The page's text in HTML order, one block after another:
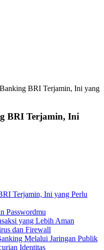
BRI Terjamin, Ini yang
BRI Terjamin, Ini
Terjamin, Ini yang Perlu
Passwordmu
yang Lebih Aman
dan Firewall
Melalui Jaringan Publik
Identitas